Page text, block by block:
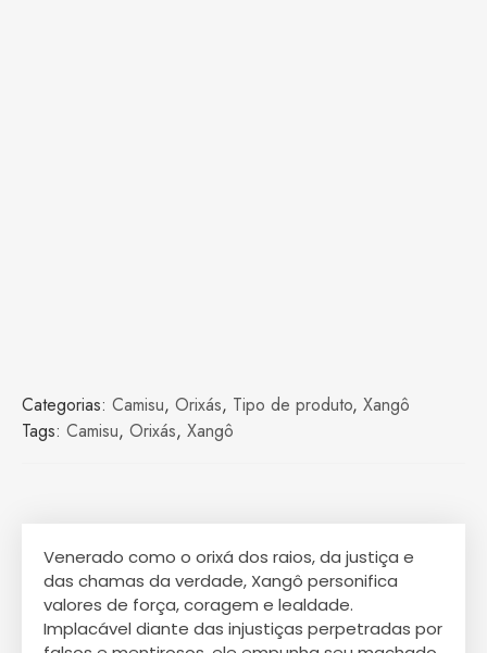
Categorias: Camisu, Orixás, Tipo de produto, Xangô
Tags: Camisu, Orixás, Xangô
Venerado como o orixá dos raios, da justiça e
das chamas da verdade, Xangô personifica
valores de força, coragem e lealdade.
Implacável diante das injustiças perpetradas por